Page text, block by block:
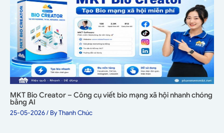
MKT Bio Creator – Công cụ viết bio mạng xã hội nhanh chóng
bằng AI
25-05-2026/ ByThanh Chúc